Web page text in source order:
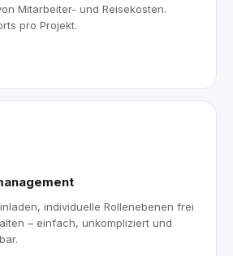
Mitarbeiter- und Reisekosten.
pro Projekt.
individuelle Rollenebenen frei
– einfach, unkompliziert und